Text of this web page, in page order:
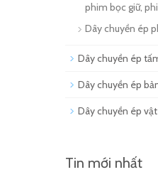
phim bọc giữ,
Dây chuyền ép
Dây chuyền ép
Dây chuyền ép
Dây chuyền ép
Tin mới nhất